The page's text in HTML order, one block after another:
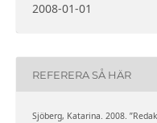
2008-01-01
REFERERA SÅ HÄR
Sjöberg, Katarina. 2008.